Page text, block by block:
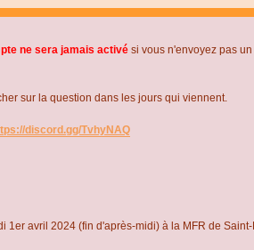
ne sera jamais activé si vous n'envoyez pas
sur la question dans les jours qui viennent.
discord.gg/TvhyNAQ
avril 2024 (fin d'après-midi) à la MFR de